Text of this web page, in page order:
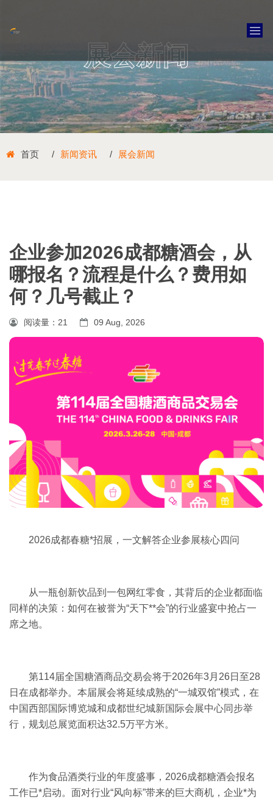
展会新闻
首页 新闻资讯 展会新闻
企业参加2026成都糖酒会，从
哪报名？流程是什么？费用如
何？几号截止？
阅读量： 21 09 Aug, 2026
2026成都春糖*招展，一文解答企业参展核心四问
从一瓶创新饮品到一包网红零食，其背后的企业都面临
同样的决策：如何在被誉为“天下**会”的行业盛宴中抢占一
席之地。
第114届全国糖酒商品交易会将于2026年3月26日至28
日在成都举办。本届展会将延续成熟的“一城双馆”模式，在
中国西部国际博览城和成都世纪城新国际会展中心同步举
行，规划总展览面积达32.5万平方米。
作为食品酒类行业的年度盛事，2026成都糖酒会报名
工作已*启动。面对行业“风向标”带来的巨大商机，企业*为